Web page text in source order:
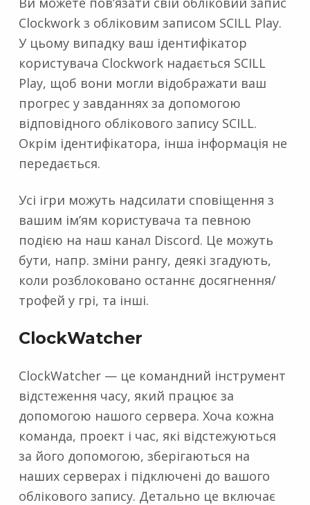
Clockwork з обліковим записом SCILL Play.
У цьому випадку ваш ідентифікатор
користувача Clockwork надається SCILL
Play, щоб вони могли відображати ваш
прогрес у завданнях за допомогою
відповідного облікового запису SCILL.
Окрім ідентифікатора, інша інформація не
передається.
Усі ігри можуть надсилати сповіщення з
вашим ім’ям користувача та певною
подією на наш канал Discord. Це можуть
бути, напр. зміни рангу, деякі згадують,
коли розблоковано останнє досягнення/
трофей у грі, та інші.
ClockWatcher
ClockWatcher — це командний інструмент
відстеження часу, який працює за
допомогою нашого сервера. Хоча кожна
команда, проект і час, які відстежуються
за його допомогою, зберігаються на
наших серверах і підключені до вашого
облікового запису. Детально це включає